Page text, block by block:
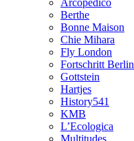
Berthe
Bonne Maison
Chie Mihara
Fly London
Fortschritt Berlin
Gottstein
Hartjes
History541
KMB
L’Ecologica
Multitudes